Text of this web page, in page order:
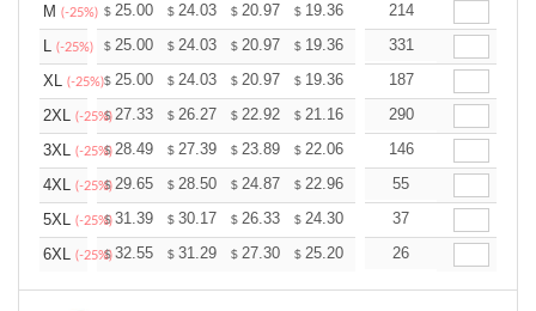
M (-25%) $ 25.00 $ 24.03 $ 20.97 $ 19.36 18.39
214
L (-25%) $ 25.00 $ 24.03 $ 20.97 $ 19.36 18.39
331
XL (-25%)$ 25.00 $ 24.03 $ 20.97 $ 19.36 18.39
187
2XL (-25%)
$27.33 $ 26.27 $ 22.92 $ 21.16 20.10
290
3XL (-25%)
$28.49 $ 27.39 $ 23.89 $ 22.06 20.95
146
4XL (-25%)
$29.65 $ 28.50 $ 24.87 $ 22.96 21.81
55
5XL (-25%)
$31.39 $ 30.17 $ 26.33 $ 24.30 23.08
37
6XL (-25%)
$32.55 $ 31.29 $ 27.30 $ 25.20 23.94
26